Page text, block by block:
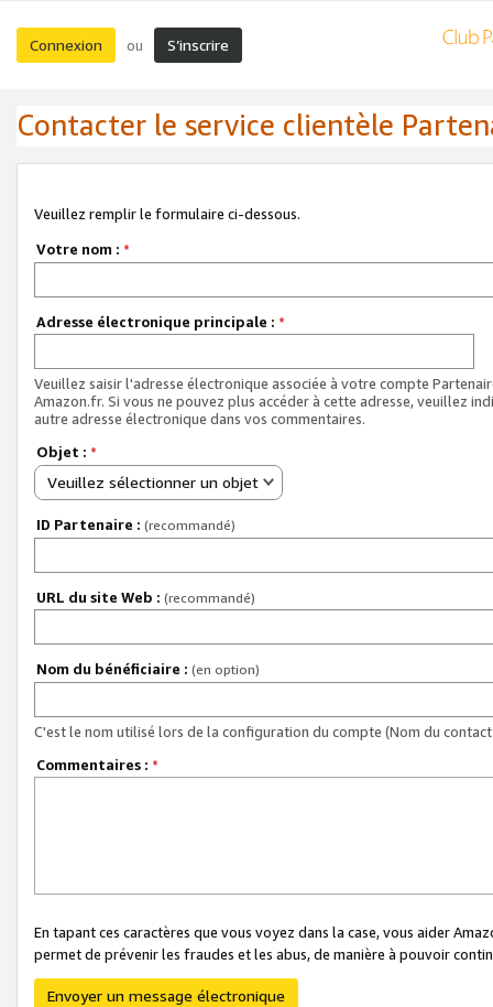
Connexion ou S’inscrire
Contacter le service clientèle
Veuillez remplir le formulaire ci-dessous.
Votre nom : *
Adresse électronique principale : *
Veuillez saisir l'adresse électronique associée à votre compte
Amazon.fr. Si vous ne pouvez plus accéder à cette adresse, veuillez
autre adresse électronique dans vos commentaires.
Objet : *
Veuillez sélectionner un objet
ID Partenaire : (recommandé)
URL du site Web : (recommandé)
Nom du bénéficiaire : (en option)
C'est le nom utilisé lors de la configuration du compte (Nom du
Commentaires : *
En tapant ces caractères que vous voyez dans la case, vous aider
permet de prévenir les fraudes et les abus, de manière à pouvoir
Envoyer un message électronique